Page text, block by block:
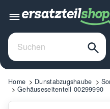
Home Dunstabzugshaube
Gehäuseseitenteil 00299990